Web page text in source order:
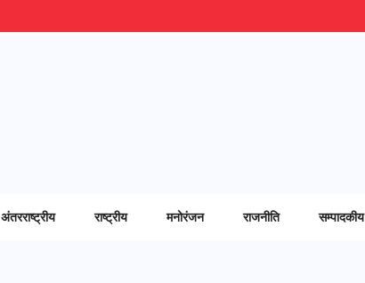
अंतरराष्ट्रीय राष्ट्रीय मनोरंजन राजनीति सम्पादकीय